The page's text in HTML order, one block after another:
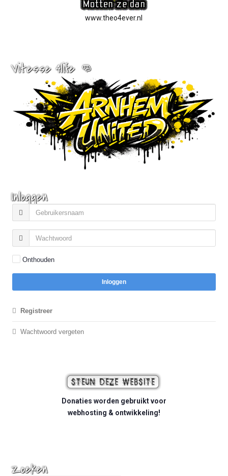
www.theo4ever.nl
Vitesse 4life 👊
Inloggen
Onthouden
Inloggen
Registreer
Wachtwoord vergeten
Donaties worden gebruikt voor
webhosting & ontwikkeling!
Zoeken